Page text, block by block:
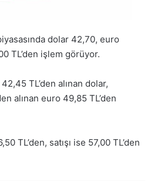
dolar 42,70, euro
TL’den işlem görüyor.
TL’den alınan dolar,
alınan euro 49,85 TL’den
TL’den, satışı ise 57,00 TL’den